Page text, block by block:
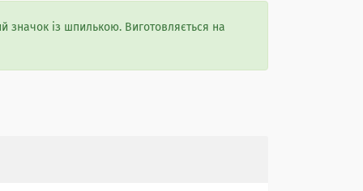
значок із шпилькою. Виготовляється на